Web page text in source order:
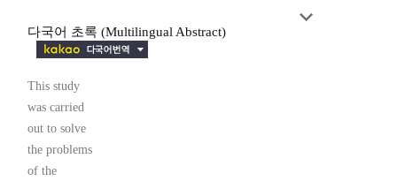
다국어 초록 (Multilingual Abstract)
This study
was carried
out to solve
the problems
of the